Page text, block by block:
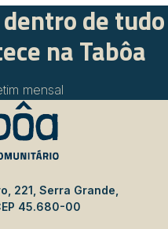
de tudo
na Tabôa
mensal
221, Serra Grande,
45.680-00